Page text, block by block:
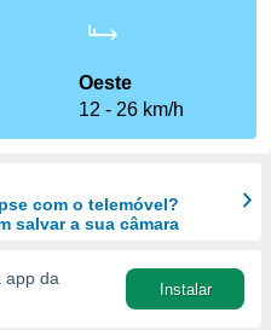
Oeste
12
26 km/h
com o telemóvel?
salvar a sua câmara
app da
Instalar